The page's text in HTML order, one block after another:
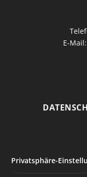
E-
Privatsphäre-